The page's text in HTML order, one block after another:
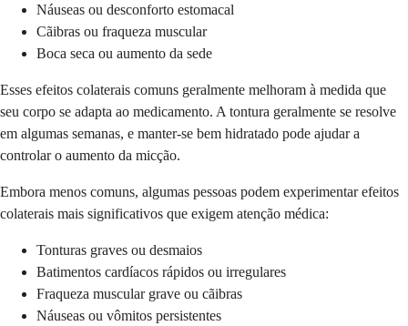
Náuseas ou desconforto estomacal
Cãibras ou fraqueza muscular
Boca seca ou aumento da sede
Esses efeitos colaterais comuns geralmente melhoram à medida que
seu corpo se adapta ao medicamento. A tontura geralmente se resolve
em algumas semanas, e manter-se bem hidratado pode ajudar a
controlar o aumento da micção.
Embora menos comuns, algumas pessoas podem experimentar efeitos
colaterais mais significativos que exigem atenção médica:
Tonturas graves ou desmaios
Batimentos cardíacos rápidos ou irregulares
Fraqueza muscular grave ou cãibras
Náuseas ou vômitos persistentes